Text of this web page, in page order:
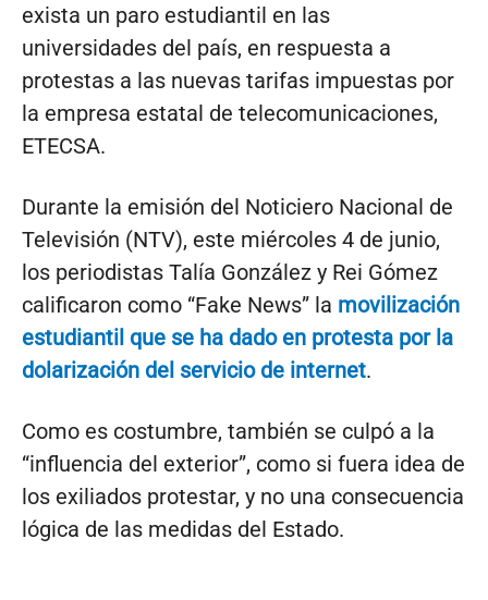
exista un paro estudiantil en las
universidades del país, en respuesta a
protestas a las nuevas tarifas impuestas por
la empresa estatal de telecomunicaciones,
ETECSA.
Durante la emisión del Noticiero Nacional de
Televisión (NTV), este miércoles 4 de junio,
los periodistas Talía González y Rei Gómez
calificaron como “Fake News” la movilización
estudiantil que se ha dado en protesta por la
dolarización del servicio de internet.
Como es costumbre, también se culpó a la
“influencia del exterior”, como si fuera idea de
los exiliados protestar, y no una consecuencia
lógica de las medidas del Estado.